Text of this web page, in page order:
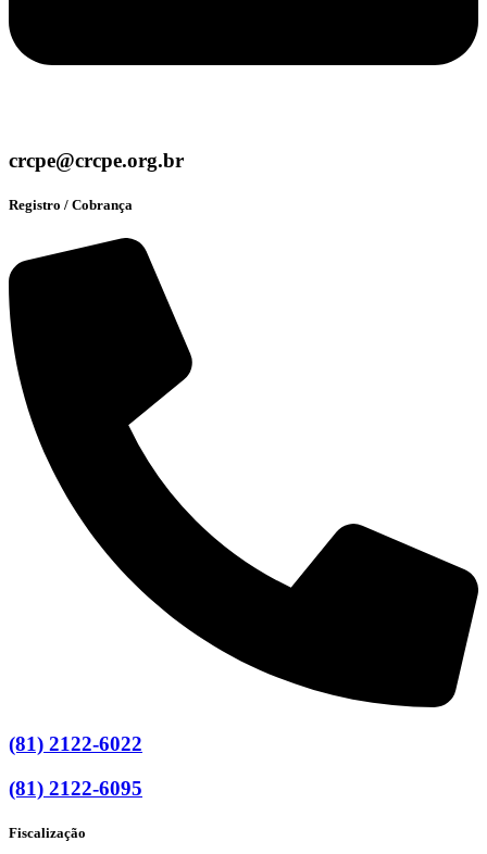
crcpe@crcpe.org.br
Registro / Cobrança
(81) 2122-6022
(81) 2122-6095
Fiscalização